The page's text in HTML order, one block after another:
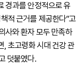
경과를 안정적으로 유
적 근거를 제공한다”고
사와 환자 모두 만족하
, 초고령화 시대 건강 관
덧붙였다.